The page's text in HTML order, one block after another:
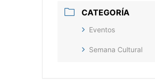
CATEGORÍA
Eventos
Semana Cultural